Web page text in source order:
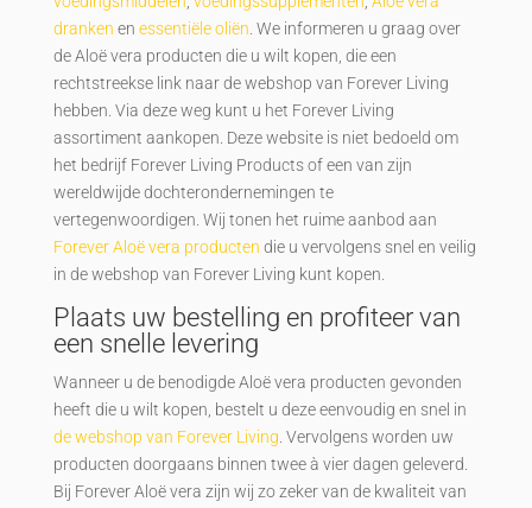
dranken en essentiële oliën. We informeren u graag over
de Aloë vera producten die u wilt kopen, die een
rechtstreekse link naar de webshop van Forever Living
hebben. Via deze weg kunt u het Forever Living
assortiment aankopen. Deze website is niet bedoeld om
het bedrijf Forever Living Products of een van zijn
wereldwijde dochterondernemingen te
vertegenwoordigen. Wij tonen het ruime aanbod aan
Forever Aloë vera producten die u vervolgens snel en veilig
in de webshop van Forever Living kunt kopen.
Plaats uw bestelling en profiteer van
een snelle levering
Wanneer u de benodigde Aloë vera producten gevonden
heeft die u wilt kopen, bestelt u deze eenvoudig en snel in
de webshop van Forever Living. Vervolgens worden uw
producten doorgaans binnen twee à vier dagen geleverd.
Bij Forever Aloë vera zijn wij zo zeker van de kwaliteit van